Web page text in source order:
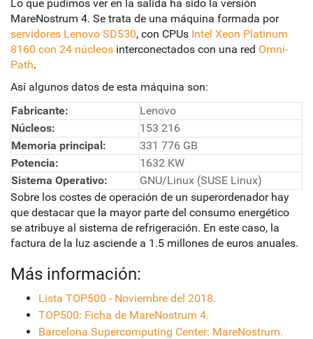
Lo que pudimos ver en la salida ha sido la versión
MareNostrum 4. Se trata de una máquina formada por
servidores Lenovo SD530, con CPUs Intel Xeon Platinum
8160 con 24 núcleos interconectados con una red Omni-
Path.
Así algunos datos de esta máquina son:
Fabricante:
Lenovo
Núcleos:
153 216
Memoria principal:
331 776 GB
Potencia:
1632 KW
Sistema Operativo:
GNU/Linux (SUSE Linux)
Sobre los costes de operación de un superordenador hay
que destacar que la mayor parte del consumo energético
se atribuye al sistema de refrigeración. En este caso, la
factura de la luz asciende a 1.5 millones de euros anuales.
Más información:
Lista TOP500 - Noviembre del 2018.
TOP500: Ficha de MareNostrum 4.
Barcelona Supercomputing Center: MareNostrum.